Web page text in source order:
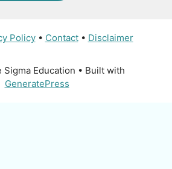
Policy• Contact• Disclaimer
Education • Built with
GeneratePress